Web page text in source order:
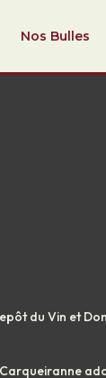
Nos Bulles
du Vin et